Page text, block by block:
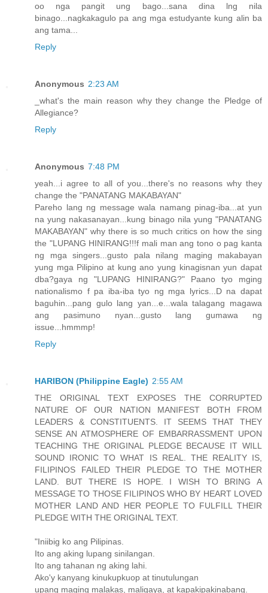
oo nga pangit ung bago...sana dina lng nila
binago...nagkakagulo pa ang mga estudyante kung alin ba
ang tama...
Reply
Anonymous 2:23 AM
_what's the main reason why they change the Pledge of
Allegiance?
Reply
Anonymous 7:48 PM
yeah...i agree to all of you...there's no reasons why they
change the "PANATANG MAKABAYAN"
Pareho lang ng message wala namang pinag-iba...at yun
na yung nakasanayan...kung binago nila yung "PANATANG
MAKABAYAN" why there is so much critics on how the sing
the "LUPANG HINIRANG!!!f mali man ang tono o pag kanta
ng mga singers...gusto pala nilang maging makabayan
yung mga Pilipino at kung ano yung kinagisnan yun dapat
dba?gaya ng "LUPANG HINIRANG?" Paano tyo mging
nationalismo f pa iba-iba tyo ng mga lyrics...D na dapat
baguhin...pang gulo lang yan...e...wala talagang magawa
ang pasimuno nyan...gusto lang gumawa ng
issue...hmmmp!
Reply
HARIBON (Philippine Eagle) 2:55 AM
THE ORIGINAL TEXT EXPOSES THE CORRUPTED
NATURE OF OUR NATION MANIFEST BOTH FROM
LEADERS & CONSTITUENTS. IT SEEMS THAT THEY
SENSE AN ATMOSPHERE OF EMBARRASSMENT UPON
TEACHING THE ORIGINAL PLEDGE BECAUSE IT WILL
SOUND IRONIC TO WHAT IS REAL. THE REALITY IS,
FILIPINOS FAILED THEIR PLEDGE TO THE MOTHER
LAND. BUT THERE IS HOPE. I WISH TO BRING A
MESSAGE TO THOSE FILIPINOS WHO BY HEART LOVED
MOTHER LAND AND HER PEOPLE TO FULFILL THEIR
PLEDGE WITH THE ORIGINAL TEXT.
"Iniibig ko ang Pilipinas.
Ito ang aking lupang sinilangan.
Ito ang tahanan ng aking lahi.
Ako'y kanyang kinukupkuop at tinutulungan
upang maging malakas, maligaya, at kapakipakinabang.